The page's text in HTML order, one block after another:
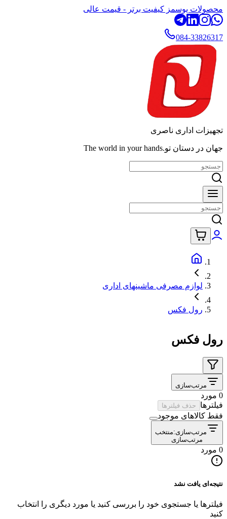
محصولات یوسمز کیفیت برتر - قیمت عالی
084-33826317
تجهیزات اداری ناصری
جهان در دستان تو.The world in your hands
لوازم مصرفی ماشینهای اداری
رول فکس
رول فکس
مرتب‌سازی
0 مورد
فیلترها
حذف فیلترها
فقط کالاهای موجود
مرتب‌سازی:منتخب
مرتب‌سازی
0 مورد
نتیجه‌ای یافت نشد
فیلترها یا جستجوی خود را بررسی کنید یا مورد دیگری را انتخاب
کنید